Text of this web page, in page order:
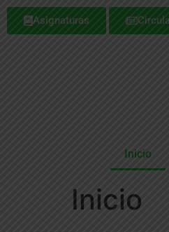
Asignaturas
Inicio
Inicio